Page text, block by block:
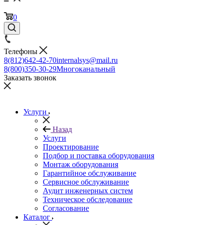
0
Телефоны
8(812)642-42-70internalsys@mail.ru
8(800)350-30-29Многоканальный
Заказать звонок
Услуги
Назад
Услуги
Проектирование
Подбор и поставка оборудования
Монтаж оборудования
Гарантийное обслуживание
Сервисное обслуживание
Аудит инженерных систем
Техническое обследование
Согласование
Каталог